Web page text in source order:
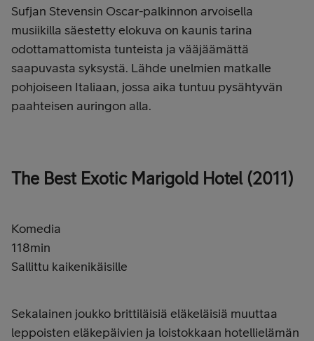
Sufjan Stevensin Oscar-palkinnon arvoisella
musiikilla säestetty elokuva on kaunis tarina
odottamattomista tunteista ja vääjäämättä
saapuvasta syksystä. Lähde unelmien matkalle
pohjoiseen Italiaan, jossa aika tuntuu pysähtyvän
paahteisen auringon alla.
The Best Exotic Marigold Hotel (2011)
Komedia
118min
Sallittu kaikenikäisille
Sekalainen joukko brittiläisiä eläkeläisiä muuttaa
leppoisten eläkepäivien ja loistokkaan hotellielämän